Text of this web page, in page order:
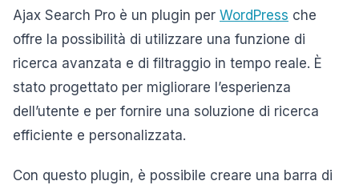
Ajax Search Pro è un plugin per WordPress che
offre la possibilità di utilizzare una funzione di
ricerca avanzata e di filtraggio in tempo reale. È
stato progettato per migliorare l’esperienza
dell’utente e per fornire una soluzione di ricerca
efficiente e personalizzata.
Con questo plugin, è possibile creare una barra di